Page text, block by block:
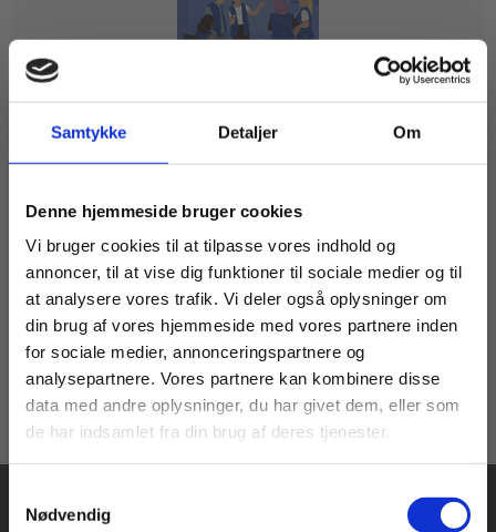
Samtykke Detaljer Om
Denne hjemmeside bruger cookies
Vi bruger cookies til at tilpasse vores indhold og
annoncer, til at vise dig funktioner til sociale medier og til
at analysere vores trafik. Vi deler også oplysninger om
din brug af vores hjemmeside med vores partnere inden
for sociale medier, annonceringspartnere og
analysepartnere. Vores partnere kan kombinere disse
data med andre oplysninger, du har givet dem, eller som
de har indsamlet fra din brug af deres tjenester.
Nødvendig
2 formater
Naia Wandel Jacobsen Sophie Teilmann Signe Dunker Svendsen
Fra
124,00 KR.
Køb læremidler og find masterclasses mm.
Fortsæt som:
For privatkunder og
studerende. Du får
vist priser inkl.
For institutioner og
virksomheder. Du
får vist priser ekskl.